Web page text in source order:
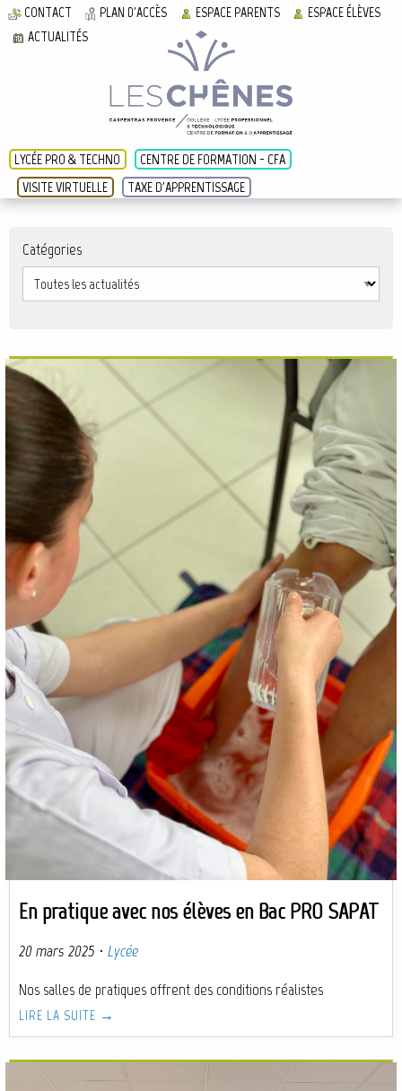
LYCÉE PRO & TECHNO
CENTRE DE FORMATION - CFA
VISITE VIRTUELLE
TAXE D'APPRENTISSAGE
CONTACT PLAN D'ACCÈS ESPACE PARENTS
ESPACE ÉLÈVES
ACTUALITÉS
Catégories
En pratique avec nos élèves en Bac PRO SAPAT
20 mars 2025 · Lycée
Nos salles de pratiques offrent des conditions réalistes
LIRE LA SUITE →